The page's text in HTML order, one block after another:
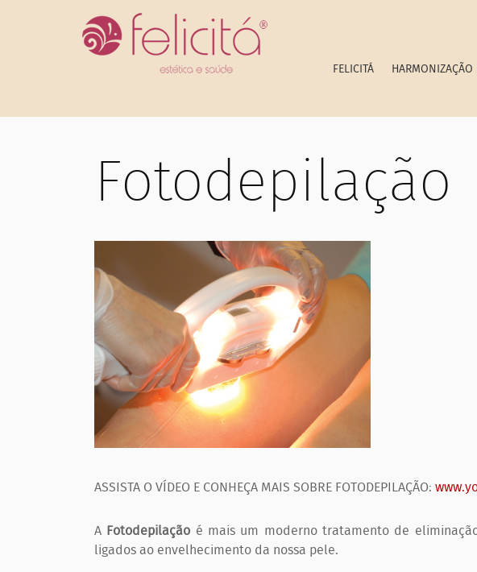
FELICITÁ HARMONIZAÇÃO
Fotodepilação
ASSISTA O VÍDEO E CONHEÇA MAIS SOBRE FOTODEPILAÇÃO:
A Fotodepilação é mais um moderno tratamento de
ligados ao envelhecimento da nossa pele.